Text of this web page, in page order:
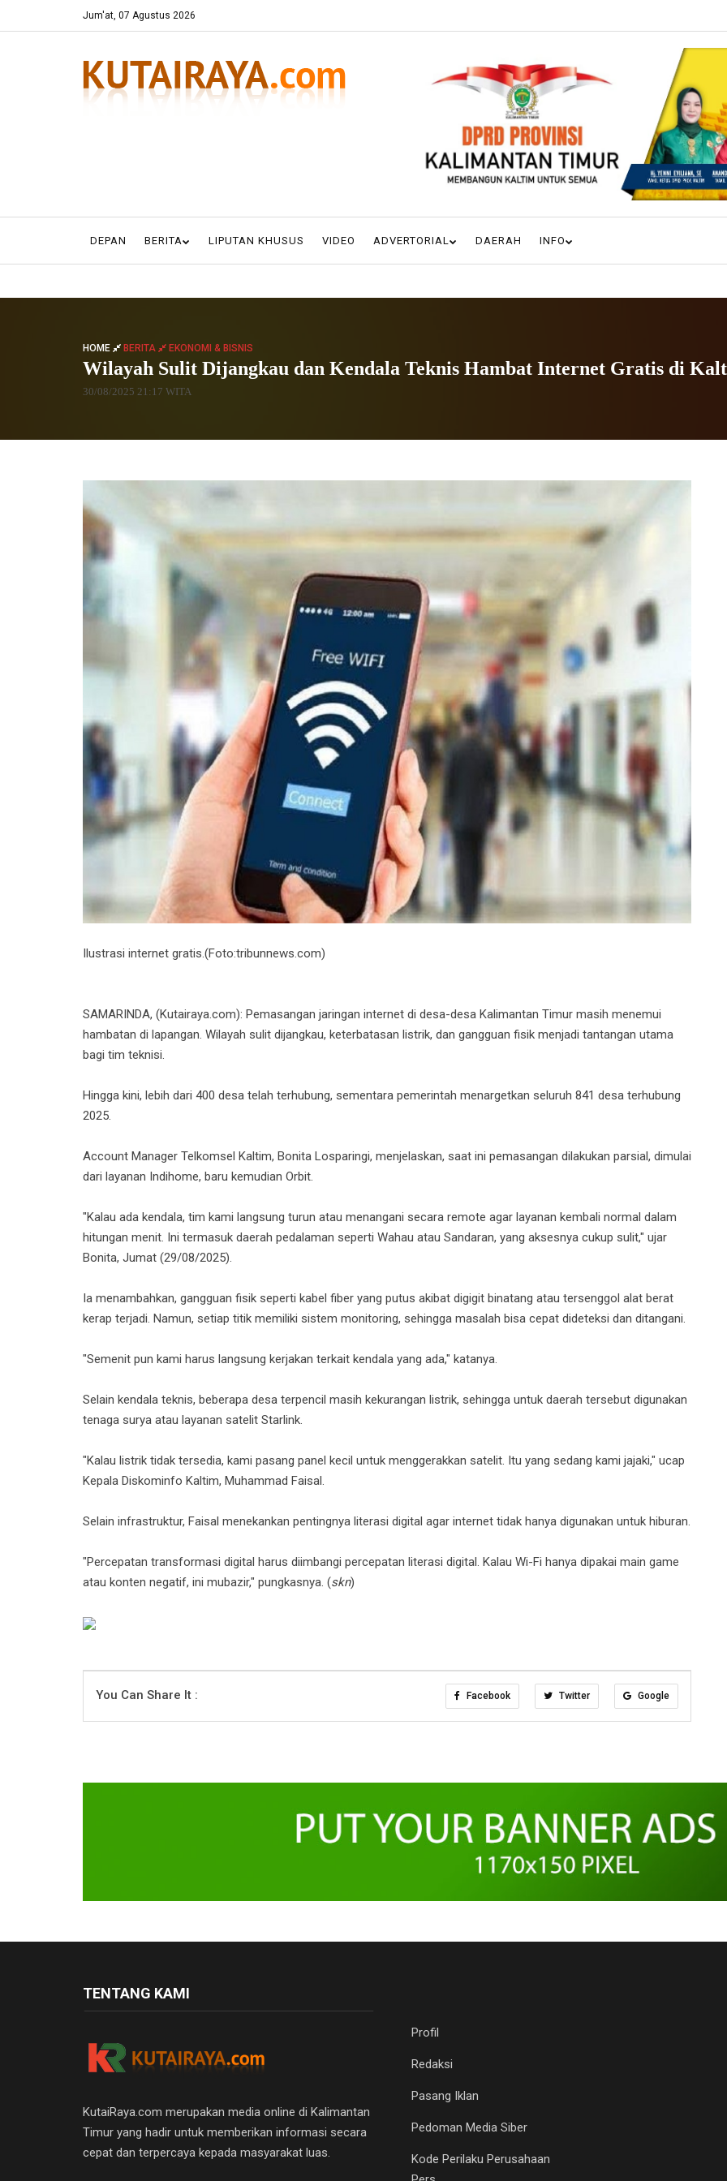
Jum'at, 07 Agustus 2026
DEPAN BERITA LIPUTAN KHUSUS VIDEO ADVERTORIAL DAERAH INFO
HOME BERITA EKONOMI & BISNIS
Wilayah Sulit Dijangkau dan Kendala Teknis Hambat Internet Gratis di
30/08/2025 21:17 WITA
Ilustrasi internet gratis.(Foto:tribunnews.com)
SAMARINDA, (Kutairaya.com): Pemasangan jaringan internet di desa-desa Kalimantan Timur masih menemui
hambatan di lapangan. Wilayah sulit dijangkau, keterbatasan listrik, dan gangguan fisik menjadi tantangan utama
bagi tim teknisi.
Hingga kini, lebih dari 400 desa telah terhubung, sementara pemerintah menargetkan seluruh 841 desa terhubung
2025.
Account Manager Telkomsel Kaltim, Bonita Losparingi, menjelaskan, saat ini pemasangan dilakukan parsial, dimulai
dari layanan Indihome, baru kemudian Orbit.
"Kalau ada kendala, tim kami langsung turun atau menangani secara remote agar layanan kembali normal dalam
hitungan menit. Ini termasuk daerah pedalaman seperti Wahau atau Sandaran, yang aksesnya cukup sulit," ujar
Bonita, Jumat (29/08/2025).
Ia menambahkan, gangguan fisik seperti kabel fiber yang putus akibat digigit binatang atau tersenggol alat berat
kerap terjadi. Namun, setiap titik memiliki sistem monitoring, sehingga masalah bisa cepat dideteksi dan ditangani.
"Semenit pun kami harus langsung kerjakan terkait kendala yang ada," katanya.
Selain kendala teknis, beberapa desa terpencil masih kekurangan listrik, sehingga untuk daerah tersebut digunakan
tenaga surya atau layanan satelit Starlink.
"Kalau listrik tidak tersedia, kami pasang panel kecil untuk menggerakkan satelit. Itu yang sedang kami jajaki," ucap
Kepala Diskominfo Kaltim, Muhammad Faisal.
Selain infrastruktur, Faisal menekankan pentingnya literasi digital agar internet tidak hanya digunakan untuk hiburan.
"Percepatan transformasi digital harus diimbangi percepatan literasi digital. Kalau Wi-Fi hanya dipakai main game
atau konten negatif, ini mubazir," pungkasnya. (skn)
You Can Share It : Facebook Twitter Google
TENTANG KAMI
KutaiRaya.com merupakan media online di Kalimantan
Timur yang hadir untuk memberikan informasi secara
cepat dan terpercaya kepada masyarakat luas.
Profil
Redaksi
Pasang Iklan
Pedoman Media Siber
Kode Perilaku Perusahaan